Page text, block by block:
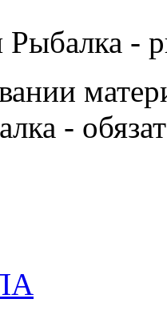
-
-